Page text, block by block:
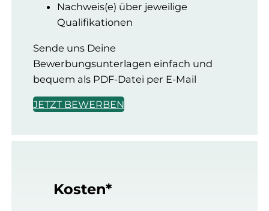
oder
abgeschlossene
Ausbildung zum*zur
Sozialassistent*in
Berufsausbildung und 600
oder
Fachoberschulabschluss
in einer anderen
1-jähriges
Nachweis(e) über jeweilige
Qualifikationen
Sende uns Deine
Bewerbungsunterlagen einfach und
bequem als PDF-Datei per E-Mail
JETZT BEWERBEN
Kosten*